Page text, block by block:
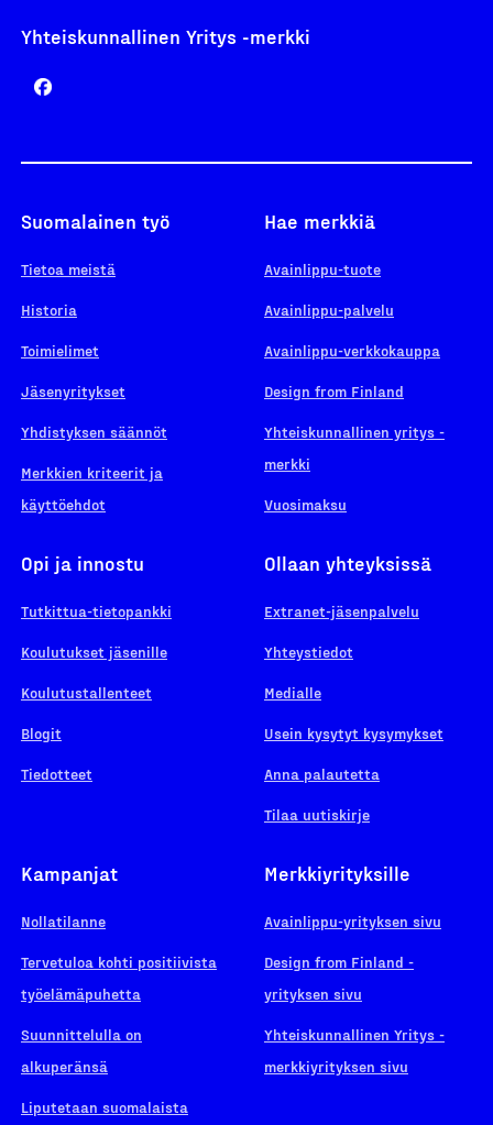
Yhteiskunnallinen Yritys -merkki
Suomalainen työ
Tietoa meistä
Historia
Toimielimet
Jäsenyritykset
Yhdistyksen säännöt
Merkkien kriteerit ja
käyttöehdot
Hae merkkiä
Avainlippu-tuote
Avainlippu-palvelu
Avainlippu-verkkokauppa
Design from Finland
Yhteiskunnallinen yritys -
merkki
Vuosimaksu
Opi ja innostu
Tutkittua-tietopankki
Koulutukset jäsenille
Koulutustallenteet
Blogit
Tiedotteet
Ollaan yhteyksissä
Extranet-jäsenpalvelu
Yhteystiedot
Medialle
Usein kysytyt kysymykset
Anna palautetta
Tilaa uutiskirje
Kampanjat
Nollatilanne
Tervetuloa kohti positiivista
työelämäpuhetta
Suunnittelulla on
alkuperänsä
Liputetaan suomalaista
Merkkiyrityksille
Avainlippu-yrityksen sivu
Design from Finland -
yrityksen sivu
Yhteiskunnallinen Yritys -
merkkiyrityksen sivu